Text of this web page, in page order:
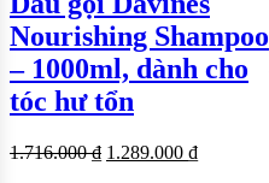
Nourishing Shampoo
– 1000ml, dành cho
tóc hư tổn
1.716.000₫ 1.289.000 ₫